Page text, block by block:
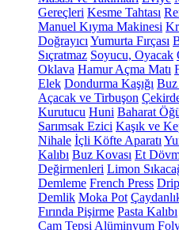
Gereçleri Kesme Tahtası
Manuel Kıyma Makinesi
Doğrayıcı Yumurta Fırçası
Sıçratmaz Soyucu, Oyacak
Oklava Hamur Açma Matı
Elek Dondurma Kaşığı Buz
Açacak ve Tirbuşon
Kurutucu Huni Baharat
Sarımsak Ezici Kaşık ve
Nihale İçli Köfte Aparatı
Kalıbı Buz Kovası Et
Değirmenleri Limon
Demleme French Press
Demlik Moka Pot
Fırında Pişirme Pasta Kalıbı
Cam Tepsi Alüminyum